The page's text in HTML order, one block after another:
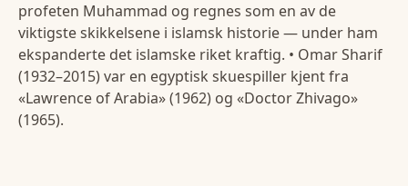
profeten Muhammad og regnes som en av de
viktigste skikkelsene i islamsk historie — under ham
ekspanderte det islamske riket kraftig. • Omar Sharif
(1932–2015) var en egyptisk skuespiller kjent fra
«Lawrence of Arabia» (1962) og «Doctor Zhivago»
(1965).